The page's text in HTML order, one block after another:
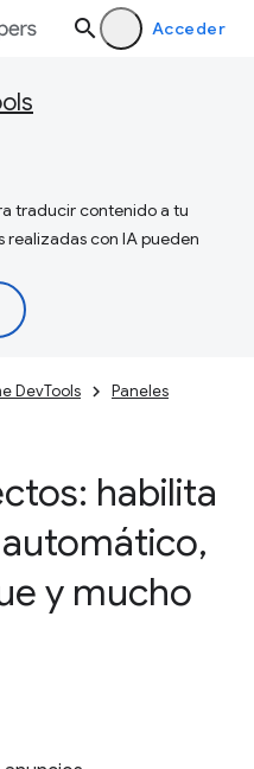
Acceder
traducir contenido a tu
con IA pueden
DevTools Paneles
habilita
,
y mucho